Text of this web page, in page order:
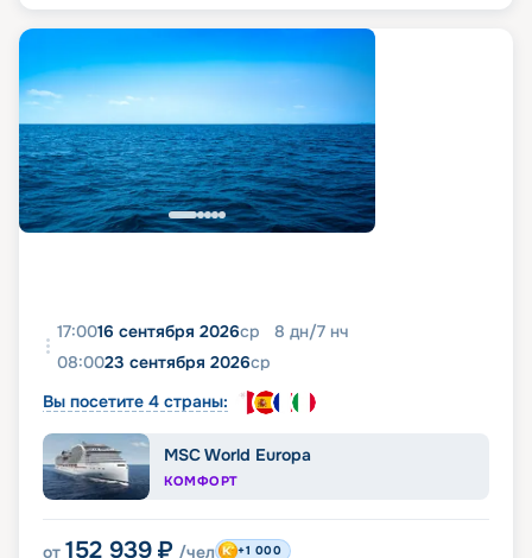
17:0016 сентября 2026ср 8 дн/7 нч
08:0023 сентября 2026ср
Вы посетите 4 страны:
MSC World Europa
КОМФОРТ
от 152 939 ₽ /чел +1 000